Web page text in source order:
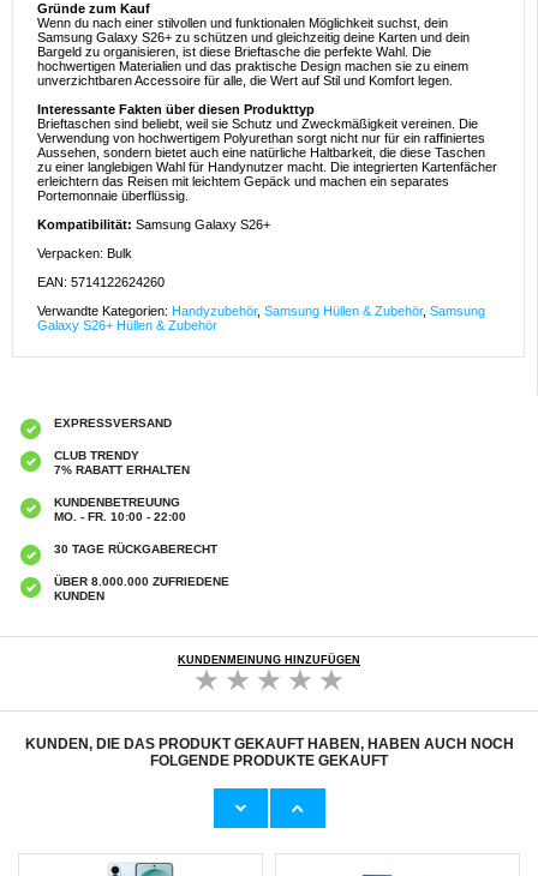
Gründe zum Kauf
Wenn du nach einer stilvollen und funktionalen Möglichkeit suchst, dein
Samsung Galaxy S26+ zu schützen und gleichzeitig deine Karten und dein
Bargeld zu organisieren, ist diese Brieftasche die perfekte Wahl. Die
hochwertigen Materialien und das praktische Design machen sie zu einem
unverzichtbaren Accessoire für alle, die Wert auf Stil und Komfort legen.
Interessante Fakten über diesen Produkttyp
Brieftaschen sind beliebt, weil sie Schutz und Zweckmäßigkeit vereinen. Die
Verwendung von hochwertigem Polyurethan sorgt nicht nur für ein raffiniertes
Aussehen, sondern bietet auch eine natürliche Haltbarkeit, die diese Taschen
zu einer langlebigen Wahl für Handynutzer macht. Die integrierten Kartenfächer
erleichtern das Reisen mit leichtem Gepäck und machen ein separates
Portemonnaie überflüssig.
Kompatibilität: Samsung Galaxy S26+
Verpacken: Bulk
EAN: 5714122624260
Verwandte Kategorien: Handyzubehör, Samsung Hüllen & Zubehör, Samsung
Galaxy S26+ Hüllen & Zubehör
EXPRESSVERSAND
CLUB TRENDY
7% RABATT ERHALTEN
KUNDENBETREUUNG
MO. - FR. 10:00 - 22:00
30 TAGE RÜCKGABERECHT
ÜBER 8.000.000 ZUFRIEDENE
KUNDEN
KUNDENMEINUNG HINZUFÜGEN
KUNDEN, DIE DAS PRODUKT GEKAUFT HABEN, HABEN AUCH NOCH
FOLGENDE PRODUKTE GEKAUFT
Samsung Galaxy S26+ Lacoste Iconic Petit
Samsung Galaxy S26+ PanzerGlass Care